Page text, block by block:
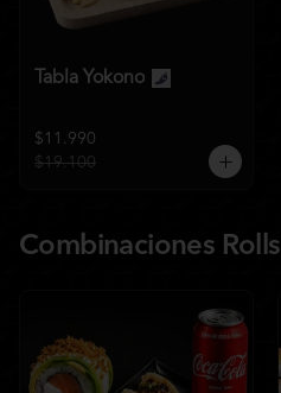
Tabla Yokono
$11.990
$19.100
Combinaciones Rolls